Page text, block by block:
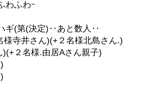
わふわｰ
ギ(第(決定)‥あと数人‥
様寺井さん)(+２名様北島さん.)
)(+２名様.由居Aさん親子)